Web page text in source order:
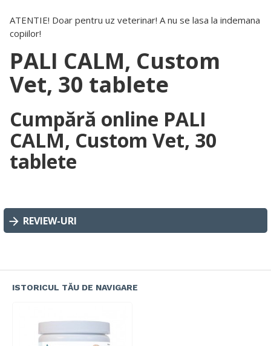
ATENTIE! Doar pentru uz veterinar! A nu se lasa la indemana
copiilor!
PALI CALM, Custom
Vet, 30 tablete
Cumpără online PALI
CALM, Custom Vet, 30
tablete
REVIEW-URI
ISTORICUL TĂU DE NAVIGARE